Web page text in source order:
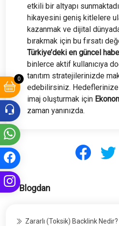
0
etkili bir altyapı
hikayesini geniş kitlelere
kazanmak ve dijital
bırakmak için bu fırsatı
Türkiye’deki en güncel
binlerce aktif kullanıcıya
tanıtım stratejilerinizde
edebilirsiniz.
imaj oluşturmak için
zaman yanınızda.
Blogdan
Zararlı (Toksik) Backlink